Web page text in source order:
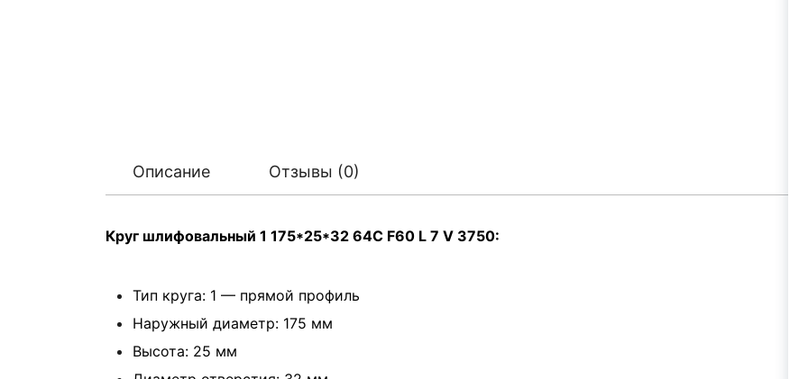
Описание Отзывы (0)
Круг шлифовальный 1 175*25*32 64C F60 L 7 V 3750:
Тип круга: 1 — прямой профиль
Наружный диаметр: 175 мм
Высота: 25 мм